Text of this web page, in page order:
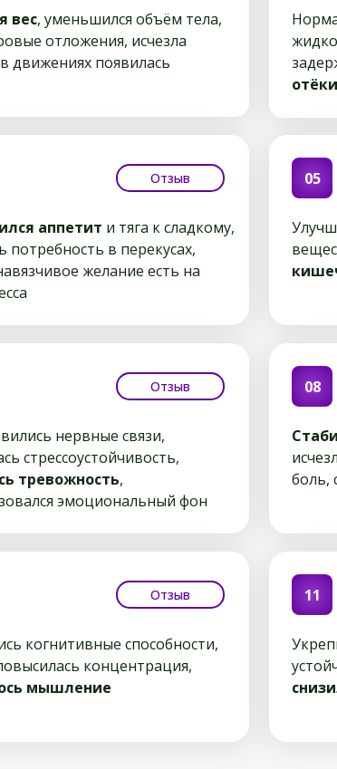
вес, уменьшился объём тела,
отложения, исчезла
движениях появилась
отёки
аппетит и тяга к сладкому,
потребность в перекусах,
желание есть на
05
нервные связи,
стрессоустойчивость,
тревожность,
эмоциональный фон
боль,
08
когнитивные способности,
концентрация,
мышление
11
Отзыв
Отзыв
Отзыв